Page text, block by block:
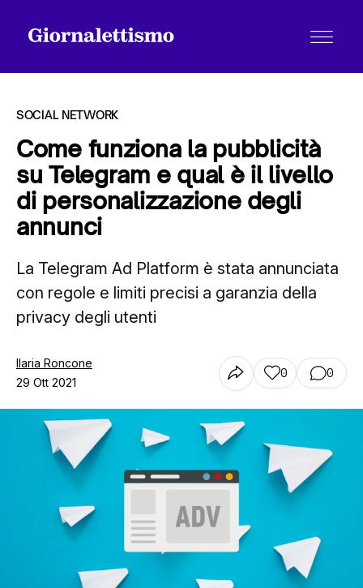
Tutti gli articoli
Contatti
SOCIAL NETWORK
Come funziona la pubblicità
su Telegram e qual è il livello
di personalizzazione degli
annunci
La Telegram Ad Platform è stata annunciata
con regole e limiti precisi a garanzia della
privacy degli utenti
Ilaria Roncone
29 Ott 2021
0 0